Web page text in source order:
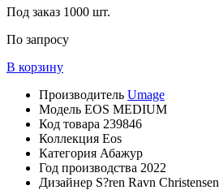
Под заказ 1000 шт.
По запросу
В корзину
Производитель Umage
Модель EOS MEDIUM
Код товара 239846
Коллекция Eos
Категория Абажур
Год производства 2022
Дизайнер S?ren Ravn Christensen